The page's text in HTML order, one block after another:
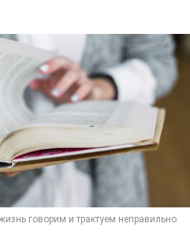
говорим и трактуем неправильно